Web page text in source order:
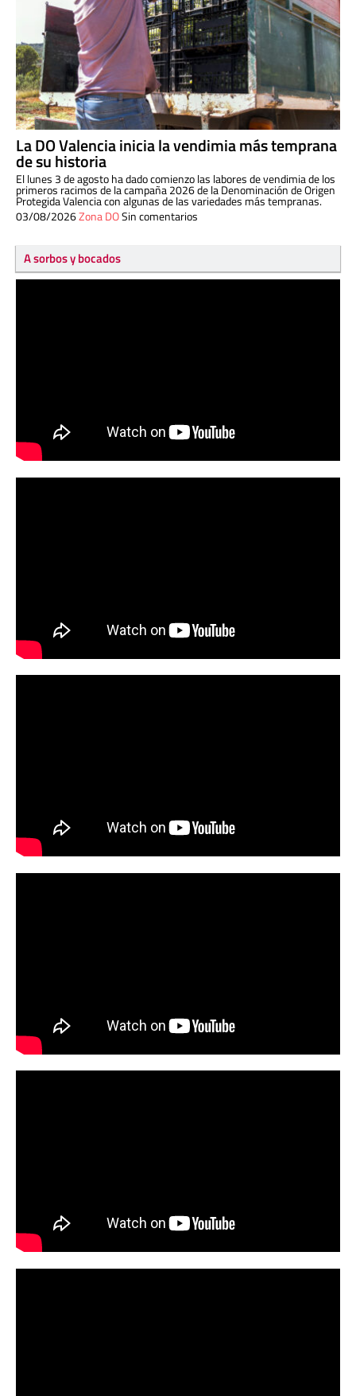
La DO Valencia inicia la vendimia más temprana
de su historia
El lunes 3 de agosto ha dado comienzo las labores de vendimia de los
primeros racimos de la campaña 2026 de la Denominación de Origen
Protegida Valencia con algunas de las variedades más tempranas.
03/08/2026Zona DOSin comentarios
A sorbos y bocados